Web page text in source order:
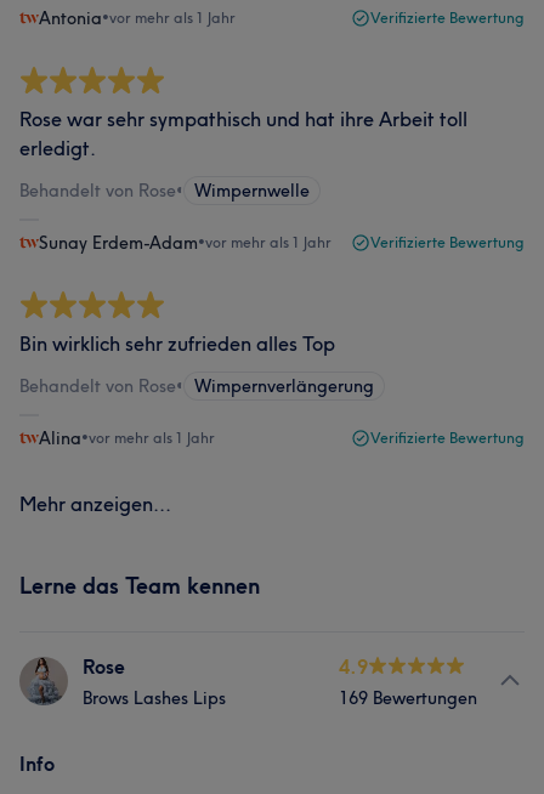
Antonia•vor mehr als 1 Jahr Verifizierte Bewertung
Rose war sehr sympathisch und hat ihre Arbeit toll
erledigt.
Behandelt von Rose• Wimpernwelle
Sunay Erdem-Adam•vor mehr als 1 Jahr Verifizierte Bewertung
Bin wirklich sehr zufrieden alles Top
Behandelt von Rose• Wimpernverlängerung
Alina•vor mehr als 1 Jahr Verifizierte Bewertung
Mehr anzeigen...
Lerne das Team kennen
Rose
Brows Lashes Lips
4.9
169 Bewertungen
Info